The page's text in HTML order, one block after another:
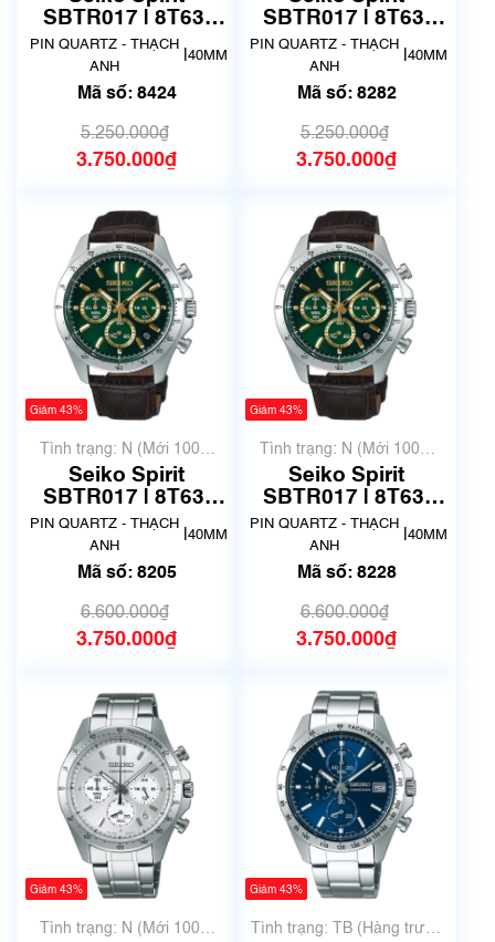
SBTR017 | 8T63-
00D0 | Size 40.5mm
| Mã số 8424
PIN QUARTZ - THẠCH
ANH
40MM
Mã số: 8424
5.250.000₫
3.750.000₫
SBTR017 | 8T63-
00D0 | Size 40.5mm
| Mã số 8282
PIN QUARTZ - THẠCH
ANH
40MM
Mã số: 8282
5.250.000₫
3.750.000₫
Giảm 43%
Tình trạng: N (Mới 100%
chưa qua sử dụng)
Seiko Spirit
SBTR017 | 8T63-
00D0 | Size 40.5mm
| Mã số 8205
PIN QUARTZ - THẠCH
ANH
40MM
Mã số: 8205
6.600.000₫
3.750.000₫
Giảm 43%
Tình trạng: N (Mới 100%
chưa qua sử dụng)
Seiko Spirit
SBTR017 | 8T63-
00D0 | Size 40.5mm
| Mã số 8228
PIN QUARTZ - THẠCH
ANH
40MM
Mã số: 8228
6.600.000₫
3.750.000₫
Giảm 43%
Tình trạng: N (Mới 100%
Giảm 43%
Tình trạng: TB (Hàng trưng